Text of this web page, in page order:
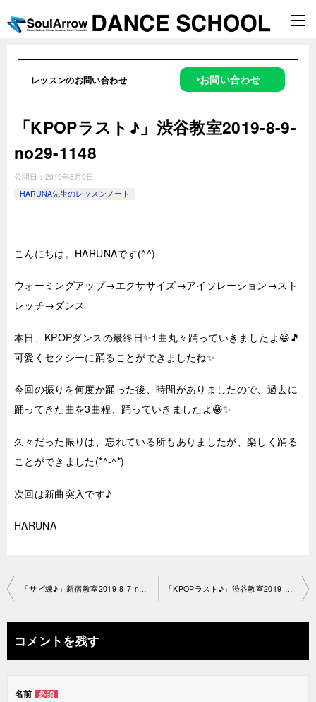
レッスンのお問い合わせ ‣お問い合わせ
「KPOPラスト♪」渋谷教室2019-8-9-
no29-1148
公開日： 2019年8月9日
HARUNA先生のレッスンノート
こんにちは。HARUNAです(^^)
ウォーミングアップ→エクササイズ→アイソレーション→スト
レッチ→ダンス
本日、KPOPダンスの最終日✨1曲丸々踊っていきましたよ😄🎵
可愛くセクシーに踊ることができましたね✨
今回の振りを何度か踊った後、時間がありましたので、過去に
踊ってきた曲を3曲程、踊っていきましたよ😁✨
久々だった振りは、忘れている所もありましたが、楽しく踊る
ことができました(*^-^*)
次回は新曲突入です♪
HARUNA
投
ナ
ビ
コメントを残す
名前 必須